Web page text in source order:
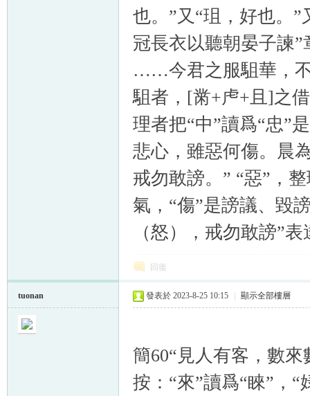
也。”又“珇，好也。”
冠長衣以聽朝晏子諫
……今君之服駔華，不
駔者，[黹+虍+且]之
理者把“中”讀爲“忠”
悲心，雖惡何傷。晨
戒勿敢謗。” “惡”，
氣，“傷”是謗議、毀
（怒），戒勿敢謗”
回復
tuonan 發表於 2023-8-25 10:15 顯示全部樓層
簡60“見人有客，數
按：“來”讀爲“睞”，